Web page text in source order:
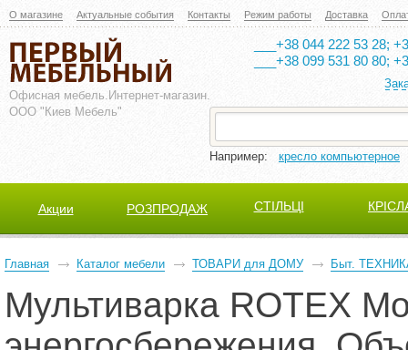
О магазине Актуальные события Контакты Режим работы Доставка
Офисная мебель. Интернет-магазин.
ООО "Киев Мебель"
___+38 044 222 53 28;
___+38 099 531 80 80;
Например: кресло компьютерное
Акции РОЗПРОДАЖ СТІЛЬЦІ
Главная Каталог мебели ТОВАРИ для ДОМУ Быт.
Мультиварка ROTEX